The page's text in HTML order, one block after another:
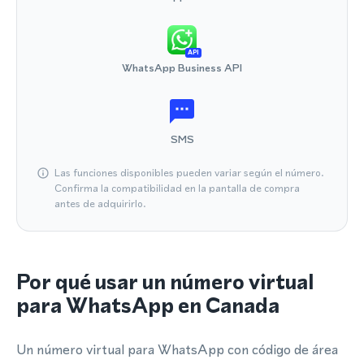
API
WhatsApp Business API
SMS
Las funciones disponibles pueden variar según el número.
Confirma la compatibilidad en la pantalla de compra
antes de adquirirlo.
Por qué usar un número virtual
para WhatsApp en Canada
Un número virtual para WhatsApp con código de área